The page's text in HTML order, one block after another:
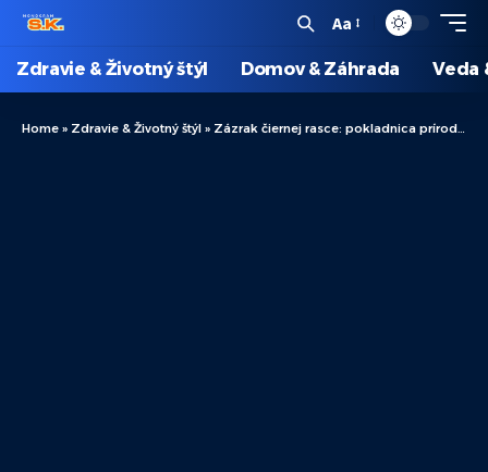
Aa
Zdravie & Životný štýl Domov & Záhrada Veda
Home » Zdravie & Životný štýl » Zázrak čiernej rasce: pokladnica prírodných liečebných metód a blahodarných účinkov